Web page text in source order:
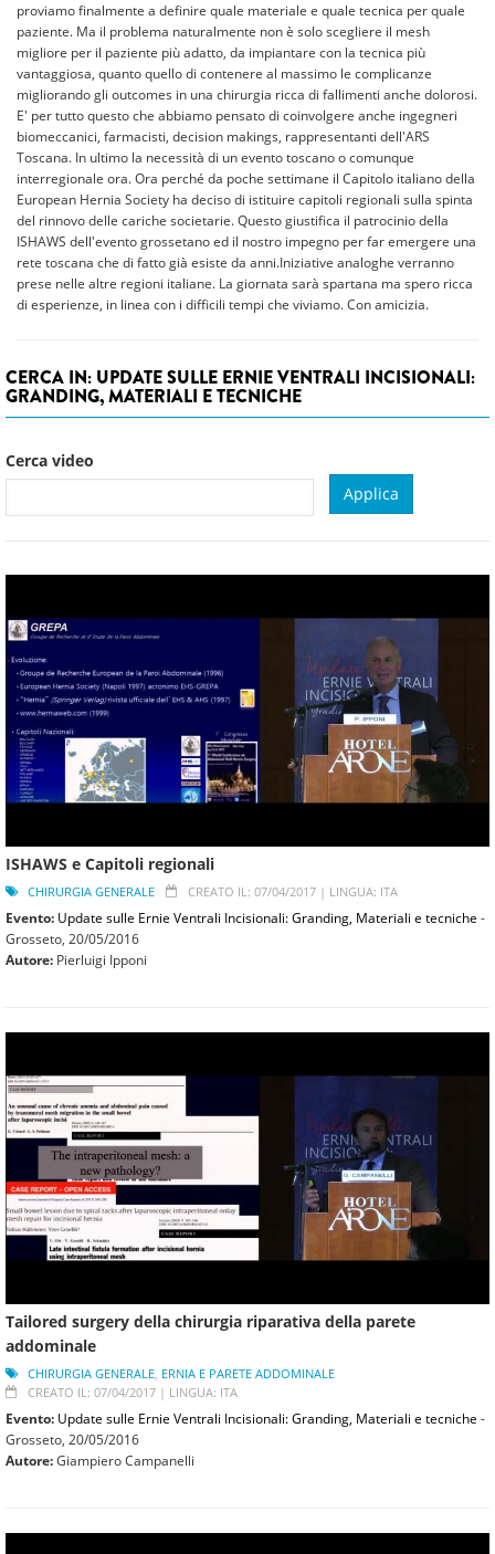
proviamo finalmente a definire quale materiale e quale tecnica per quale
paziente. Ma il problema naturalmente non è solo scegliere il mesh
migliore per il paziente più adatto, da impiantare con la tecnica più
vantaggiosa, quanto quello di contenere al massimo le complicanze
migliorando gli outcomes in una chirurgia ricca di fallimenti anche dolorosi.
E' per tutto questo che abbiamo pensato di coinvolgere anche ingegneri
biomeccanici, farmacisti, decision makings, rappresentanti dell'ARS
Toscana. In ultimo la necessità di un evento toscano o comunque
interregionale ora. Ora perché da poche settimane il Capitolo italiano della
European Hernia Society ha deciso di istituire capitoli regionali sulla spinta
del rinnovo delle cariche societarie. Questo giustifica il patrocinio della
ISHAWS dell'evento grossetano ed il nostro impegno per far emergere una
rete toscana che di fatto già esiste da anni.Iniziative analoghe verranno
prese nelle altre regioni italiane. La giornata sarà spartana ma spero ricca
di esperienze, in linea con i difficili tempi che viviamo. Con amicizia.
CERCA IN: UPDATE SULLE ERNIE VENTRALI INCISIONALI:
GRANDING, MATERIALI E TECNICHE
Cerca video
ISHAWS e Capitoli regionali
CHIRURGIA GENERALE CREATO IL: 07/04/2017 | LINGUA: ITA
Evento: Update sulle Ernie Ventrali Incisionali: Granding, Materiali e tecniche -
Grosseto, 20/05/2016
Autore: Pierluigi Ipponi
Tailored surgery della chirurgia riparativa della parete
addominale
CHIRURGIA GENERALE ERNIA E PARETE ADDOMINALE
CREATO IL: 07/04/2017 | LINGUA: ITA
Evento: Update sulle Ernie Ventrali Incisionali: Granding, Materiali e tecniche -
Grosseto, 20/05/2016
Autore:Giampiero Campanelli